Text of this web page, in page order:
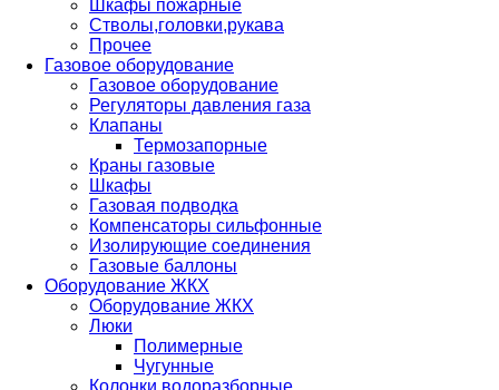
Шкафы пожарные
Стволы,головки,рукава
Прочее
Газовое оборудование
Газовое оборудование
Регуляторы давления газа
Клапаны
Термозапорные
Краны газовые
Шкафы
Газовая подводка
Компенсаторы сильфонные
Изолирующие соединения
Газовые баллоны
Оборудование ЖКХ
Оборудование ЖКХ
Люки
Полимерные
Чугунные